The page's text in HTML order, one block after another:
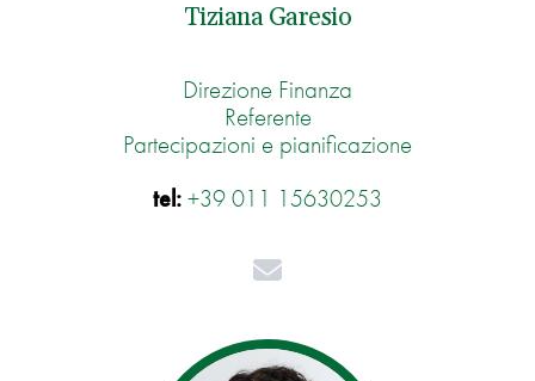
Tiziana Garesio
Direzione Finanza
Referente
Partecipazioni e pianificazione
tel:+39 011 15630253
Mail